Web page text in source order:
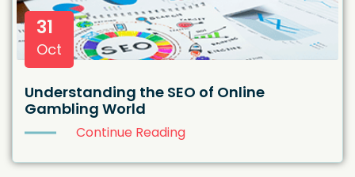
31
Oct
Understanding the SEO of Online
Gambling World
Continue Reading